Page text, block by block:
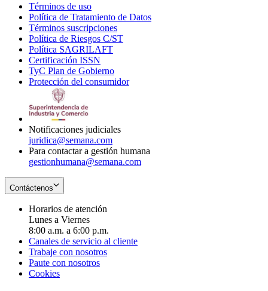
Términos de uso
in
new
window
Política de Tratamiento de Datos
Términos suscripciones
in
Política de Riesgos C/ST
Política SAGRILAFT
new
window
Certificación ISSN
in
new
TyC Plan de Gobierno
in
Protección del consumidorOpens
Notificaciones judiciales
juridica@semana.com
Para contactar a gestión humana
gestionhumana@semana.com
Contáctenos
Horarios de atención
Lunes a Viernes
8:00 a.m. a 6:00 p.m.
Canales de servicio al cliente
Trabaje con nosotros
Paute con nosotros
Cookies